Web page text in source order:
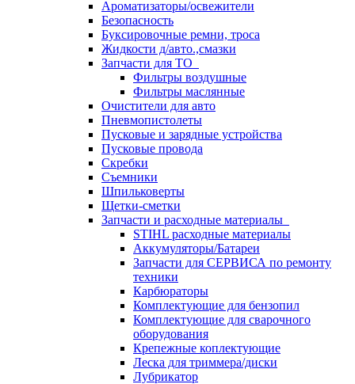
Ароматизаторы/освежители
Безопасность
Буксировочные ремни, троса
Жидкости д/авто.,смазки
Запчасти для ТО
Фильтры воздушные
Фильтры маслянные
Очистители для авто
Пневмопистолеты
Пусковые и зарядные устройства
Пусковые провода
Скребки
Съемники
Шпильковерты
Щетки-сметки
Запчасти и расходные материалы
STIHL расходные материалы
Аккумуляторы/Батареи
Запчасти для СЕРВИСА по ремонту
техники
Карбюраторы
Комплектующие для бензопил
Комплектующие для сварочного
оборудования
Крепежные коплектующие
Леска для триммера/диски
Лубрикатор